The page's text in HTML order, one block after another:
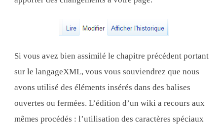
Si vous avez bien assimilé le chapitre précédent portant
sur le langage ​​XML, vous vous souviendrez que nous
avons utilisé des éléments insérés dans des balises
ouvertes ou fermées. L’édition d’un wiki a recours aux
mêmes procédés : l’utilisation des caractères spéciaux